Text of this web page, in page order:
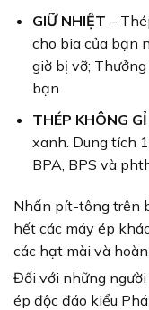
GIỮ NHIỆT –
cho bia của bạn
giờ bị vỡ;
bạn
THÉP KHÔNG GỈ
xanh. Dung tích
BPA, BPS và
Nhấn pít-tông trên
hết các máy ép
các hạt mài và
Đối với những
ép độc đáo kiểu